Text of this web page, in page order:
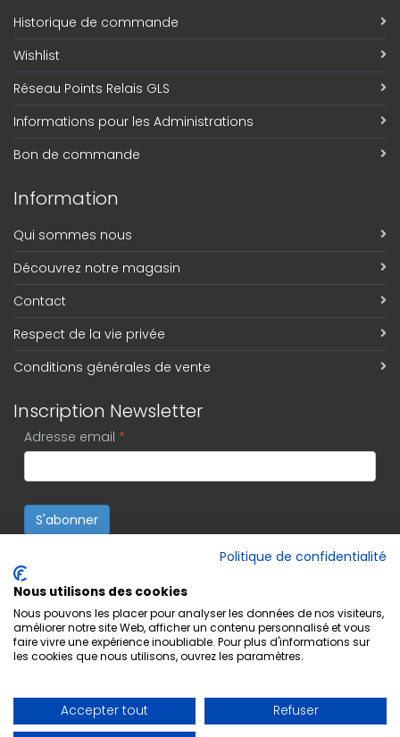
Historique de commande
Wishlist
Réseau Points Relais GLS
Informations pour les Administrations
Bon de commande
Information
Qui sommes nous
Découvrez notre magasin
Contact
Respect de la vie privée
Conditions générales de vente
Inscription Newsletter
Adresse email *
S'abonner
Politique de confidentialité
Nous utilisons des cookies
Nous pouvons les placer pour analyser les données de nos visiteurs,
améliorer notre site Web, afficher un contenu personnalisé et vous
faire vivre une expérience inoubliable. Pour plus d'informations sur
les cookies que nous utilisons, ouvrez les paramètres.
Accepter tout
Refuser